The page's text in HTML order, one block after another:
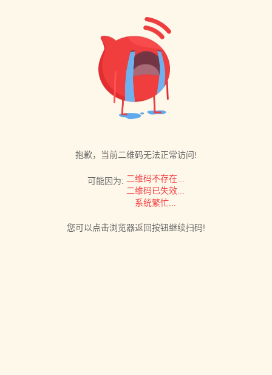
抱歉，当前二维码无法正常访问!
可能因为: 二维码不存在...
二维码已失效...
系统繁忙...
您可以点击浏览器返回按钮继续扫码!